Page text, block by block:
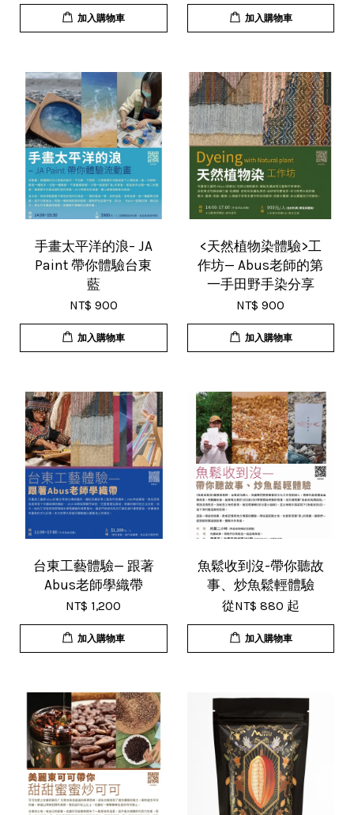
加入購物車 加入購物車
手畫太平洋的浪– JA
Paint 帶你體驗台東
藍
NT$ 900
加入購物車
<天然植物染體驗>工
作坊— Abus老師的第
一手田野手染分享
NT$ 900
加入購物車
台東工藝體驗— 跟著
Abus老師學織帶
NT$ 1,200
加入購物車
魚鬆收到沒-帶你聽故
事、炒魚鬆輕體驗
從NT$ 880 起
加入購物車